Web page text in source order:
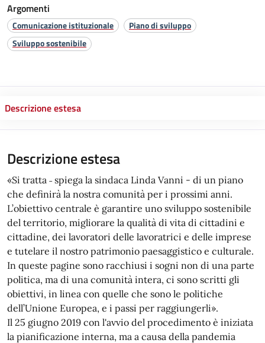
Argomenti
Comunicazione istituzionale
Piano di sviluppo
Sviluppo sostenibile
Descrizione estesa
Descrizione estesa
«Si tratta ˗ spiega la sindaca Linda Vanni - di un piano
che definirà la nostra comunità per i prossimi anni.
L’obiettivo centrale è garantire uno sviluppo sostenibile
del territorio, migliorare la qualità di vita di cittadini e
cittadine, dei lavoratori delle lavoratrici e delle imprese
e tutelare il nostro patrimonio paesaggistico e culturale.
In queste pagine sono racchiusi i sogni non di una parte
politica, ma di una comunità intera, ci sono scritti gli
obiettivi, in linea con quelle che sono le politiche
dell’Unione Europea, e i passi per raggiungerli».
Il 25 giugno 2019 con l'avvio del procedimento è iniziata
la pianificazione interna, ma a causa della pandemia